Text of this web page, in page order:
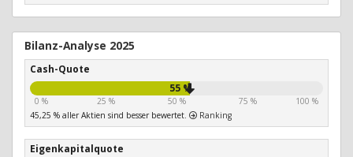
Bilanz-Analyse 2025
Cash-Quote
55 %
0 % 25 % 50 % 75 %
100 %
45,25 % aller Aktien sind besser bewertet.
Ranking
Eigenkapitalquote